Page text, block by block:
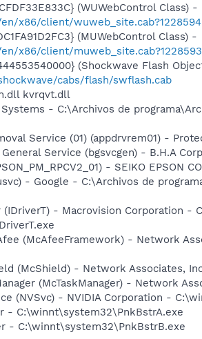
(WUWebControl Class) -
x86/client/
(MUWebControl Class) -
x86/client/
(Shockwave Flash
cabs/flash/swflash.cab
kvrqvt.dll
- C:\Archivos de
Service (01) (appdrvrem01) -
Service (bgsvcgen) - B.H.A
- SEIKO EPSON
- Google - C:\Archivos de
- Macrovision Corporation -
(McAfeeFramework) - Network
(McShield) - Network Associates,
(McTaskManager) - Network
(NVSvc) - NVIDIA Corporation -
- C:\winnt\system32\PnkBstrA.exe
- C:\winnt\system32\PnkBstrB.exe